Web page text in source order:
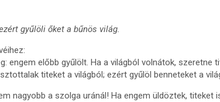
gyűlöli őket a bűnös világ.
engem előbb gyűlölt. Ha a világból volnátok, szeretne
titeket a világból; ezért gyűlöl benneteket a
nagyobb a szolga uránál! Ha engem üldöztek, titeket